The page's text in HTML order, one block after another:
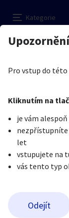
Kategorie
Auto-moto
Stroje a nářadí
Sběratelství
Erotika
Je nám
MoneySlave
Prodávající
Pošlete uživateli
Nahlásit
Upozornění
Pro vstup do
Kliknutím na
je vám
nezpřístupníte
let
vstupujete na
vás tento typ
Odejít